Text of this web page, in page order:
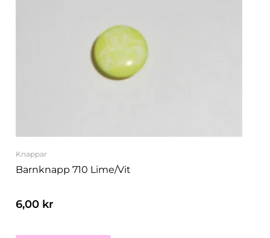
Knappar
Barnknapp 710 Lime/vit
6,00 kr